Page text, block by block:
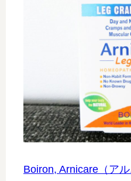
Boiron, Arnicare（ア